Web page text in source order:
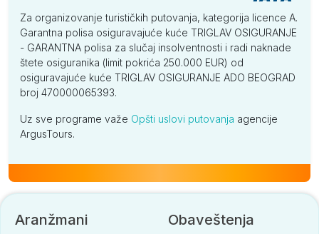
Za organizovanje turističkih putovanja, kategorija licence A.
Garantna polisa osiguravajuće kuće TRIGLAV OSIGURANJE
- GARANTNA polisa za slučaj insolventnosti i radi naknade
štete osiguranika (limit pokrića 250.000 EUR) od
osiguravajuće kuće TRIGLAV OSIGURANJE ADO BEOGRAD
broj 470000065393.
Uz sve programe važe Opšti uslovi putovanja agencije
ArgusTours.
Aranžmani Obaveštenja